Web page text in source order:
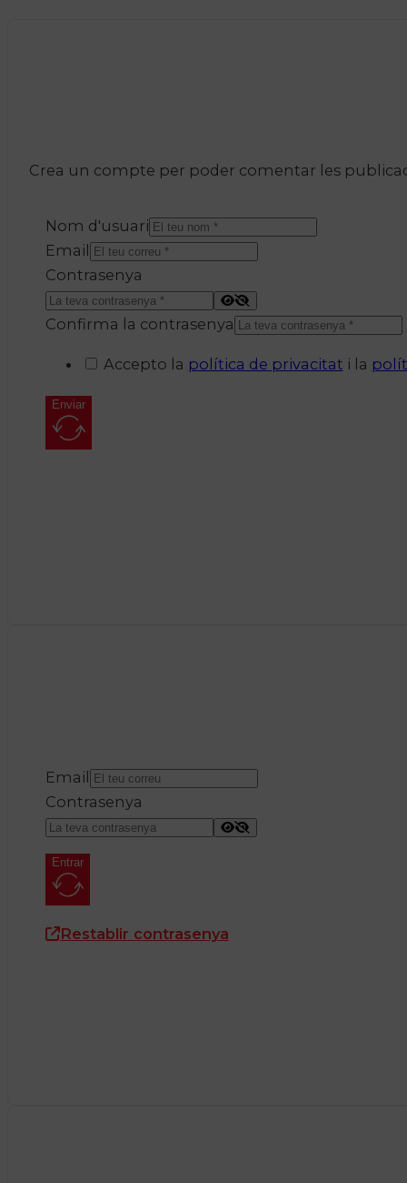
Crea un compte per poder comentar les
Nom d'usuari
Email
Contrasenya
Confirma la contrasenya
Accepto la política de privacitat i la
Enviar
Email
Contrasenya
Entrar
Restablir contrasenya